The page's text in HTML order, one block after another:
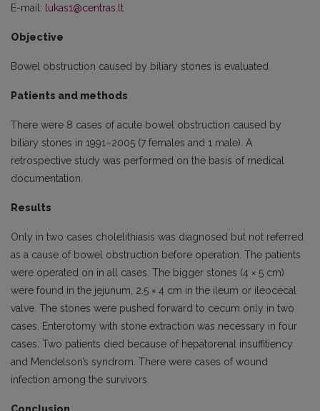
E-mail:
lukas1@centras.lt
Objective
Bowel obstruction caused by biliary stones is evaluated.
Patients and methods
There were 8 cases of acute bowel obstruction caused by
biliary stones in 1991–2005 (7 females and 1 male). A
retrospective study was performed on the basis of medical
documentation.
Results
Only in two cases cholelithiasis was diagnosed but not referred
as a cause of bowel obstruction before operation. The patients
were operated on in all cases. The bigger stones (4 × 5 cm)
were found in the jejunum, 2.5 × 4 cm in the ileum or ileocecal
valve. The stones were pushed forward to cecum only in two
cases. Enterotomy with stone extraction was necessary in four
cases. Two patients died because of hepatorenal insuffitiency
and Mendelson’s syndrom. There were cases of wound
infection among the survivors.